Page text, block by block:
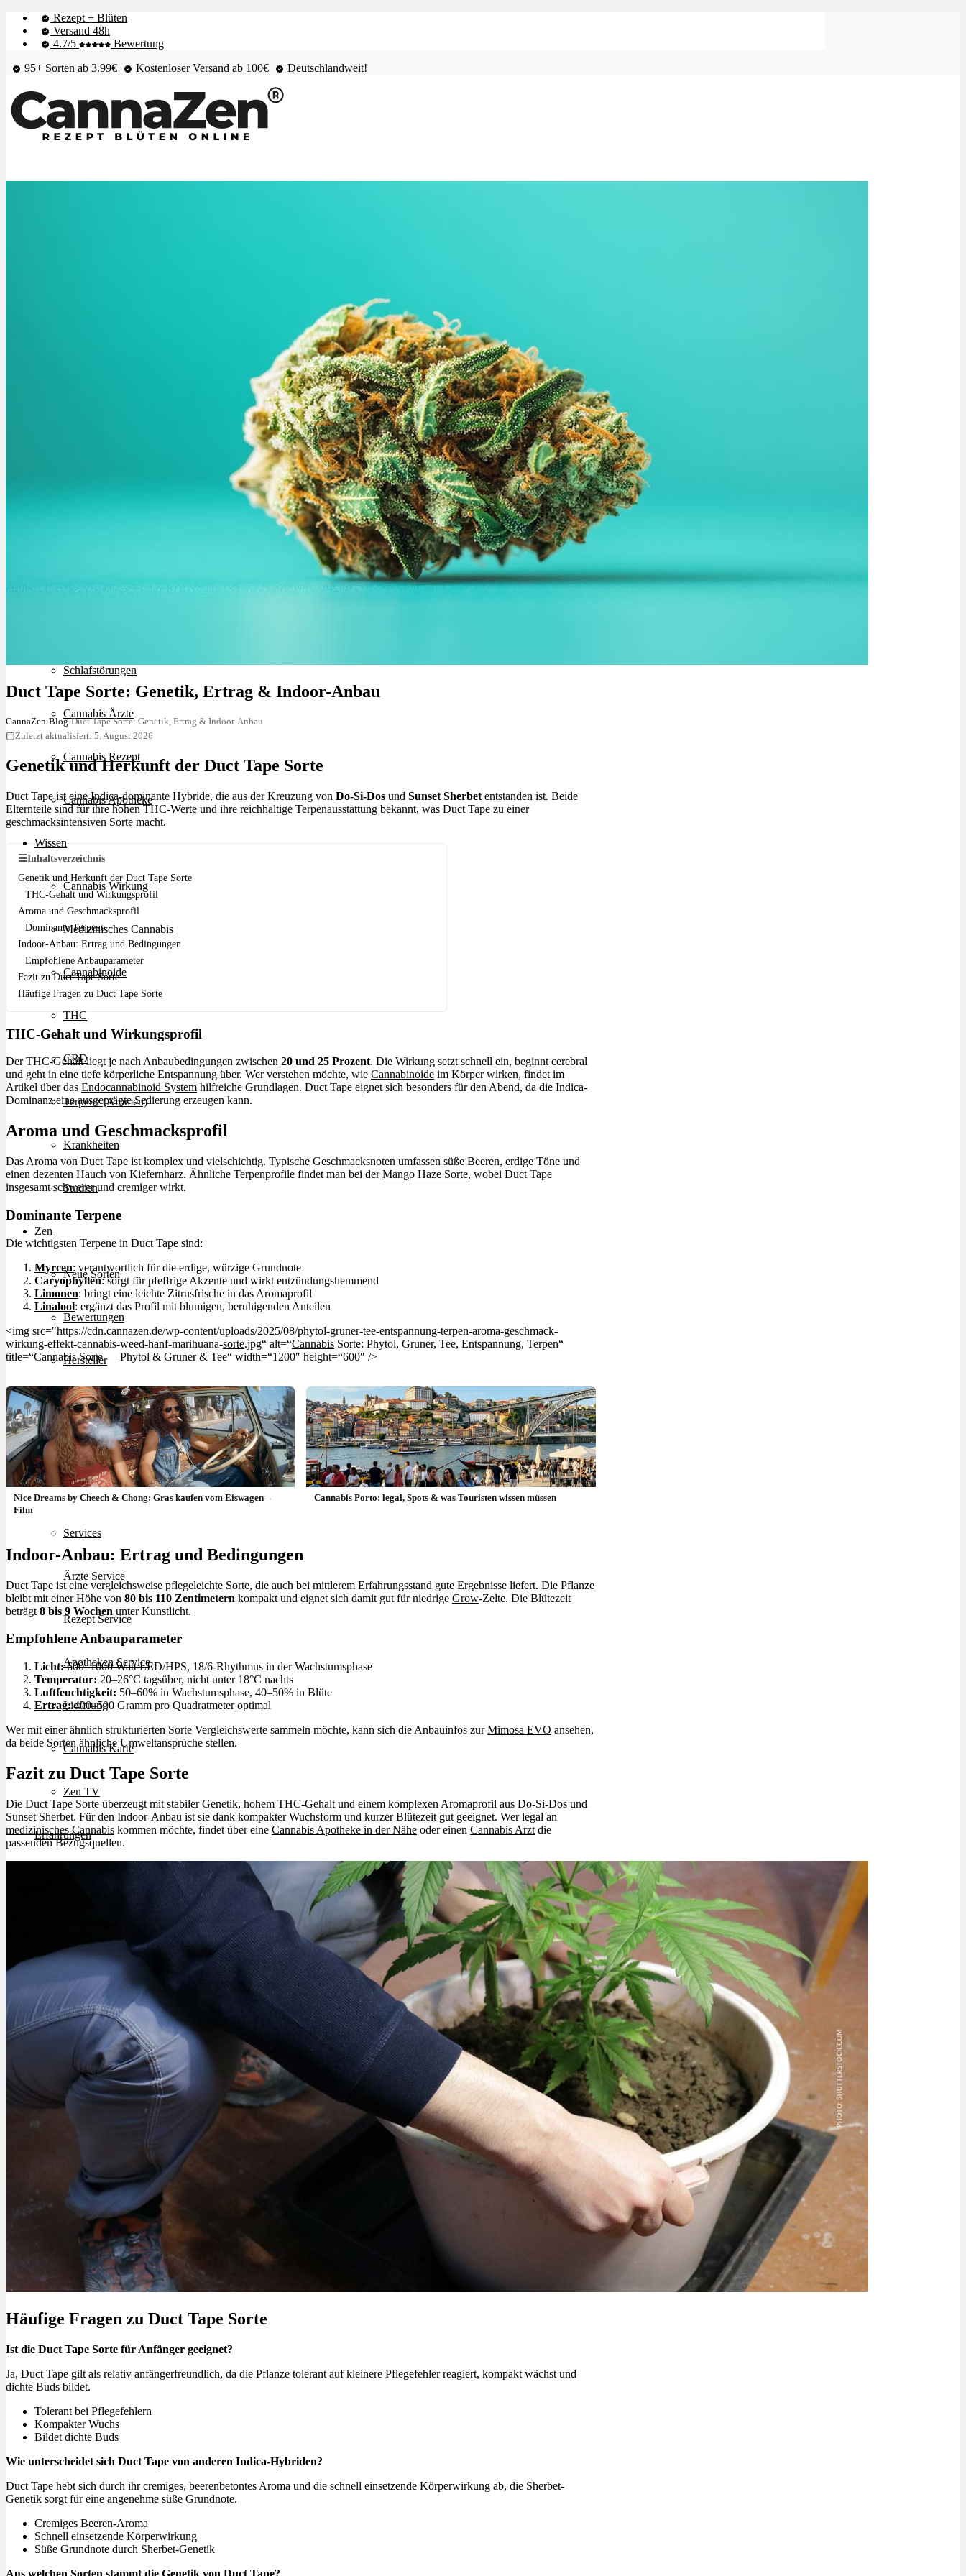
Rezept + Blüten
Versand 48h
4.7/5
Bewertung
95+ Sorten ab 3.99€
Kostenloser Versand ab 100€ Deutschlandweit!
Schlafstörungen
Cannabis Ärzte
Cannabis Rezept
Cannabis Apotheke
Wissen
Cannabis Wirkung
Medizinisches Cannabis
Cannabinoide
THC
CBD
Terpene (Aromen)
Krankheiten
Studien
Zen
Neue Sorten
Bewertungen
Hersteller
News
App
Newsletter
Services
Ärzte Service
Rezept Service
Apotheken Service
Lieferung
Cannabis Karte
Zen TV
Erfahrungen
Duct Tape Sorte: Genetik, Ertrag & Indoor-Anbau
CannaZen›Blog›Duct Tape Sorte: Genetik, Ertrag & Indoor-Anbau
Zuletzt aktualisiert: 5. August 2026
Genetik und Herkunft der Duct Tape Sorte
Duct Tape ist eineIndica-dominante Hybride, die aus der Kreuzung von Do-Si-Dos und Sunset Sherbet entstanden ist. Beide
Elternteile sind für ihre hohenTHC-Werte und ihre reichhaltige Terpenausstattung bekannt, was Duct Tape zu einer
geschmacksintensiven Sorte macht.
☰Inhaltsverzeichnis
Genetik und Herkunft der Duct Tape Sorte
THC-Gehalt und Wirkungsprofil
Aroma und Geschmacksprofil
Dominante Terpene
Indoor-Anbau: Ertrag und Bedingungen
Empfohlene Anbauparameter
Fazit zu Duct Tape Sorte
Häufige Fragen zu Duct Tape Sorte
THC-Gehalt und Wirkungsprofil
Der THC-Gehalt liegt je nach Anbaubedingungen zwischen 20 und 25 Prozent. Die Wirkung setzt schnell ein, beginnt cerebral
und geht in eine tiefe körperliche Entspannung über. Wer verstehen möchte, wie Cannabinoide im Körper wirken, findet im
Artikel über das Endocannabinoid System hilfreiche Grundlagen. Duct Tape eignet sich besonders für den Abend, da die Indica-
Dominanz eine ausgeprägte Sedierung erzeugen kann.
Aroma und Geschmacksprofil
Das Aroma von Duct Tape ist komplex und vielschichtig. Typische Geschmacksnoten umfassen süße Beeren, erdige Töne und
einen dezenten Hauch von Kiefernharz. Ähnliche Terpenprofile findet man bei derMango Haze Sorte, wobei Duct Tape
insgesamt schwerer und cremiger wirkt.
Dominante Terpene
Die wichtigsten Terpene in Duct Tape sind:
Myrcen: verantwortlich für die erdige, würzige Grundnote
Caryophyllen: sorgt für pfeffrige Akzente und wirkt entzündungshemmend
Limonen: bringt eine leichte Zitrusfrische in das Aromaprofil
Linalool: ergänzt das Profil mit blumigen, beruhigenden Anteilen
<img src="https://cdn.cannazen.de/wp-content/uploads/2025/08/phytol-gruner-tee-entspannung-terpen-aroma-geschmack-
wirkung-effekt-cannabis-weed-hanf-marihuana-sorte.jpg“ alt=“Cannabis Sorte: Phytol, Gruner, Tee, Entspannung, Terpen“
title=“Cannabis Sorte — Phytol & Gruner & Tee“ width=“1200″ height=“600″ />
Nice Dreams by Cheech & Chong: Gras kaufen vom Eiswagen –
Film
Cannabis Porto: legal, Spots & was Touristen wissen müssen
Indoor-Anbau: Ertrag und Bedingungen
Duct Tape ist eine vergleichsweise pflegeleichte Sorte, die auch bei mittlerem Erfahrungsstand gute Ergebnisse liefert. Die Pflanze
bleibt mit einer Höhe von 80 bis 110 Zentimetern kompakt und eignet sich damit gut für niedrige Grow-Zelte. Die Blütezeit
beträgt 8 bis 9 Wochen unter Kunstlicht.
Empfohlene Anbauparameter
Licht:600–1000 Watt LED/HPS, 18/6-Rhythmus in der Wachstumsphase
Temperatur: 20–26°C tagsüber, nicht unter 18°C nachts
Luftfeuchtigkeit: 50–60% in Wachstumsphase, 40–50% in Blüte
Ertrag:400–500 Gramm pro Quadratmeter optimal
Wer mit einer ähnlich strukturierten Sorte Vergleichswerte sammeln möchte, kann sich die Anbauinfos zurMimosa EVO ansehen,
da beide Sorten ähnliche Umweltansprüche stellen.
Fazit zu Duct Tape Sorte
Die Duct Tape Sorte überzeugt mit stabiler Genetik, hohem THC-Gehalt und einem komplexen Aromaprofil aus Do-Si-Dos und
Sunset Sherbet. Für den Indoor-Anbau ist sie dank kompakter Wuchsform und kurzer Blütezeit gut geeignet. Wer legal an
medizinisches Cannabis kommen möchte, findet über eine Cannabis Apotheke in der Nähe oder einen Cannabis Arzt die
passenden Bezugsquellen.
Häufige Fragen zu Duct Tape Sorte
Ist die Duct Tape Sorte für Anfänger geeignet?
Ja, Duct Tape gilt als relativ anfängerfreundlich, da die Pflanze tolerant auf kleinere Pflegefehler reagiert, kompakt wächst und
dichte Buds bildet.
Tolerant bei Pflegefehlern
Kompakter Wuchs
Bildet dichte Buds
Wie unterscheidet sich Duct Tape von anderen Indica-Hybriden?
Duct Tape hebt sich durch ihr cremiges, beerenbetontes Aroma und die schnell einsetzende Körperwirkung ab, die Sherbet-
Genetik sorgt für eine angenehme süße Grundnote.
Cremiges Beeren-Aroma
Schnell einsetzende Körperwirkung
Süße Grundnote durch Sherbet-Genetik
Aus welchen Sorten stammt die Genetik von Duct Tape?